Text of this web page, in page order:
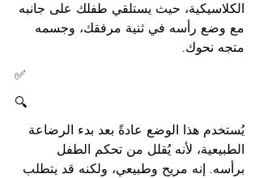
الكلاسيكية، حيث يستلقي طفلك على جانبه
مع وضع رأسه في ثنية مرفقك، وجسمه
متجه نحوك.
✅
🔍
يُستخدم هذا الوضع عادةً بعد بدء الرضاعة
الطبيعية، لأنه يُقلل من تحكم الطفل
برأسه. إنه مريح وطبيعي، ولكنه قد يتطلب